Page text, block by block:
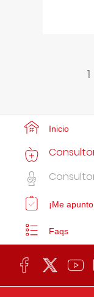
1
Inicio
¡Me
Faqs